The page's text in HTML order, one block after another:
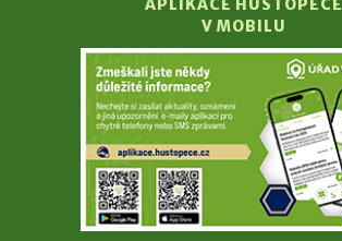
APLIKACE HUSTOPEČE
V MOBILU